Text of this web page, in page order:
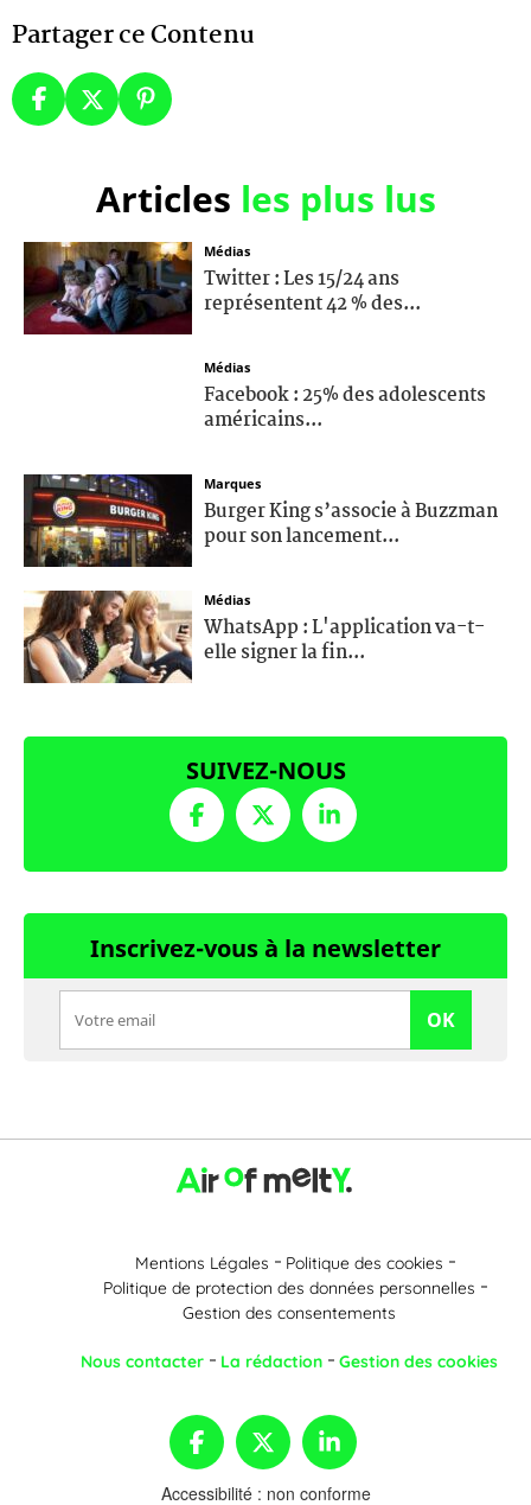
Partager ce Contenu
Articles les plus lus
Médias
Twitter : Les 15/24 ans
représentent 42 % des...
Médias
Facebook : 25% des adolescents
américains...
Marques
Burger King s’associe à Buzzman
pour son lancement...
Médias
WhatsApp : L'application va-t-
elle signer la fin...
SUIVEZ-NOUS
Inscrivez-vous à la newsletter
OK
Mentions Légales
Politique des cookies
Politique de protection des données personnelles
Gestion des consentements
Nous contacter La rédaction Gestion des cookies
Accessibilité : non conforme